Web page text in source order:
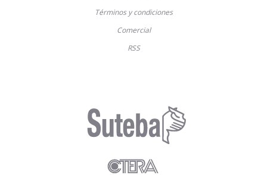
Términos y condiciones
Comercial
RSS